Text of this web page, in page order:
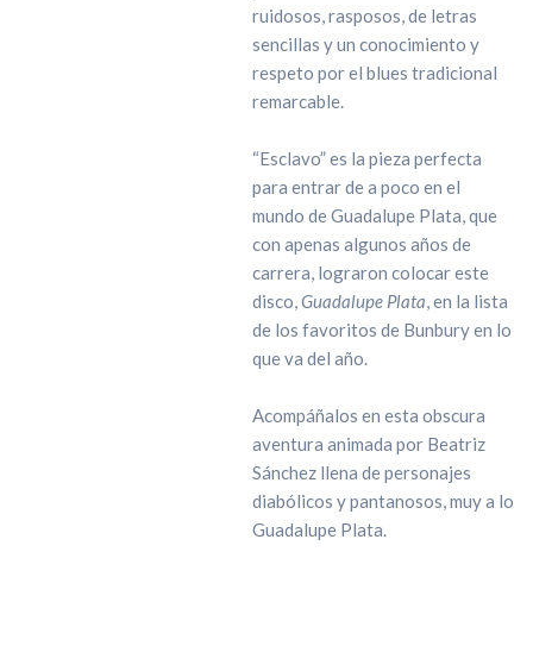
ruidosos, rasposos, de letras
sencillas y un conocimiento y
respeto por el blues tradicional
remarcable.
“Esclavo” es la pieza perfecta
para entrar de a poco en el
mundo de Guadalupe Plata, que
con apenas algunos años de
carrera, lograron colocar este
disco,Guadalupe Plata, en la lista
de los favoritos de Bunbury en lo
que va del año.
Acompáñalos en esta obscura
aventura animada por Beatriz
Sánchez llena de personajes
diabólicos y pantanosos, muy a lo
Guadalupe Plata.